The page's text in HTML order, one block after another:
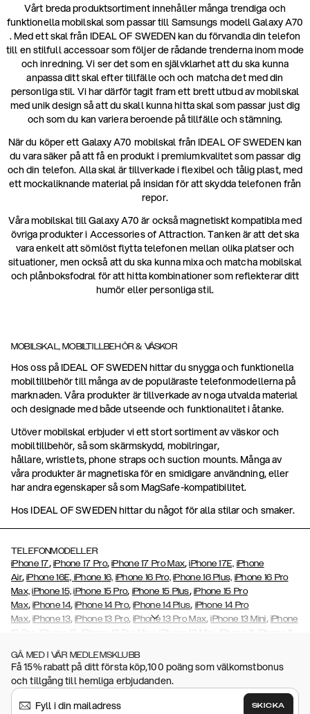
Vårt breda produktsortiment innehåller många trendiga och
funktionella mobilskal som passar till Samsungs modell Galaxy A70
. Med ett skal från IDEAL OF SWEDEN kan du förvandla din telefon
till en stilfull accessoar som följer de rådande trenderna inom mode
och inredning. Vi ser det som en självklarhet att du ska kunna
anpassa ditt skal efter tillfälle och och matcha det med din
personliga stil. Vi har därför tagit fram ett brett utbud av mobilskal
med unik design så att du skall kunna hitta skal som passar just dig
och som du kan variera beroende på tillfälle och stämning.
När du köper ett Galaxy A70 mobilskal från IDEAL OF SWEDEN kan
du vara säker på att få en produkt i premiumkvalitet som passar dig
och din telefon. Alla skal är tillverkade i flexibel och tålig plast, med
ett mockaliknande material på insidan för att skydda telefonen från
repor.
Våra mobilskal till Galaxy A70 är också magnetiskt kompatibla med
övriga produkter i Accessories of Attraction. Tanken är att det ska
vara enkelt att sömlöst flytta telefonen mellan olika platser och
situationer, men också att du ska kunna mixa och matcha mobilskal
och plånboksfodral för att hitta kombinationer som reflekterar ditt
humör eller personliga stil.
MOBILSKAL, MOBILTILLBEHÖR & VÄSKOR
Hos oss på IDEAL OF SWEDEN hittar du snygga och funktionella
mobiltillbehör till många av de populäraste telefonmodellerna på
marknaden. Våra produkter är tillverkade av noga utvalda material
och designade med både utseende och funktionalitet i åtanke.
Utöver mobilskal erbjuder vi ett stort sortiment av väskor och
mobiltillbehör, så som skärmskydd, mobilringar,
hållare, wristlets, phone straps och suction mounts. Många av
våra produkter är magnetiska för en smidigare användning, eller
har andra egenskaper så som MagSafe-kompatibilitet.
Hos IDEAL OF SWEDEN hittar du något för alla stilar och smaker.
TELEFONMODELLER
iPhone 17, iPhone 17 Pro,iPhone 17 Pro Max,iPhone 17E, iPhone
Air,iPhone 16E, iPhone 16, iPhone 16 Pro, iPhone 16 Plus, iPhone 16 Pro
Max, iPhone 15, iPhone 15 Pro, iPhone 15 Plus, iPhone 15 Pro
Max,iPhone 14,iPhone 14 Pro,iPhone 14 Plus, iPhone 14 Pro
Max,iPhone 13,iPhone 13 Pro,iPhone 13 Pro Max,iPhone 13 Mini, iPhone
12 Pro
iPhone 12 iPhone 12 Pro Max iPhone 12 Mini iPhone 11
iPhone 11
iPhone SE (2020/2022),iPhone 8
, iPhone 6/6s , iPhone 6/6s Plus, iPhone 5/5s/SE ,
Galaxy S26+,Galaxy S26 Ultra, Galaxy S25, Galaxy S25+,Galaxy S25
Ultra, Galaxy S24, Galaxy S24+, Galaxy S23,Galaxy
GÅ MED I VÅR MEDLEMSKLUBB
Få 15% rabatt på ditt första köp,100 poäng som välkomstbonus
och tillgång till hemliga erbjudanden.
SKICKA